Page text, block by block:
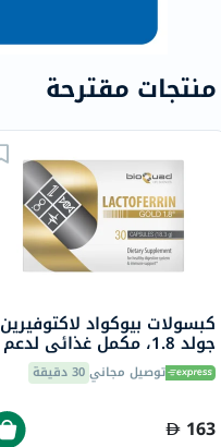
منتجات مقترحة
كبسولات بيوكواد لاكتوفيرين
جولد 1.8، مكمل غذائي لدعم
الجهاز الهضمي والمناعي، 30
كبسولةتوصيل مجاني30 دقيقة
163